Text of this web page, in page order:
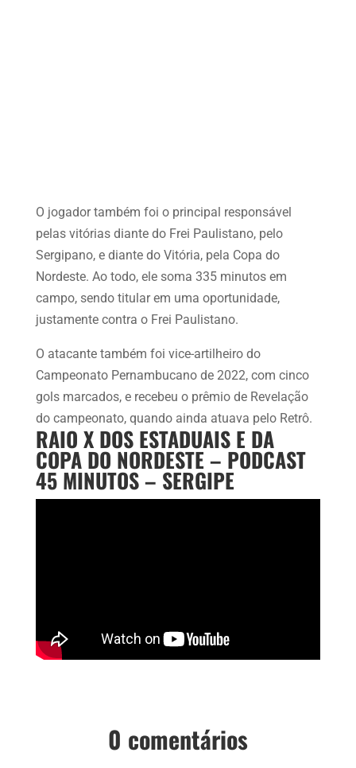
O jogador também foi o principal responsável
pelas vitórias diante do Frei Paulistano, pelo
Sergipano, e diante do Vitória, pela Copa do
Nordeste. Ao todo, ele soma 335 minutos em
campo, sendo titular em uma oportunidade,
justamente contra o Frei Paulistano.
O atacante também foi vice-artilheiro do
Campeonato Pernambucano de 2022, com cinco
gols marcados, e recebeu o prêmio de Revelação
do campeonato, quando ainda atuava pelo Retrô.
RAIO X DOS ESTADUAIS E DA
COPA DO NORDESTE – PODCAST
45 MINUTOS – SERGIPE
0 comentários